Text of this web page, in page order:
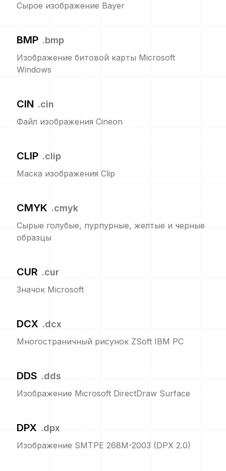
Сырое изображение Bayer
BMP .bmp
Изображение битовой карты Microsoft
Windows
CIN .cin
Файл изображения Cineon
CLIP .clip
Маска изображения Clip
CMYK .cmyk
Сырые голубые, пурпурные, желтые и черные
образцы
CUR .cur
Значок Microsoft
DCX .dcx
Многостраничный рисунок ZSoft IBM PC
DDS .dds
Изображение Microsoft DirectDraw Surface
DPX .dpx
Изображение SMTPE 268M-2003 (DPX 2.0)